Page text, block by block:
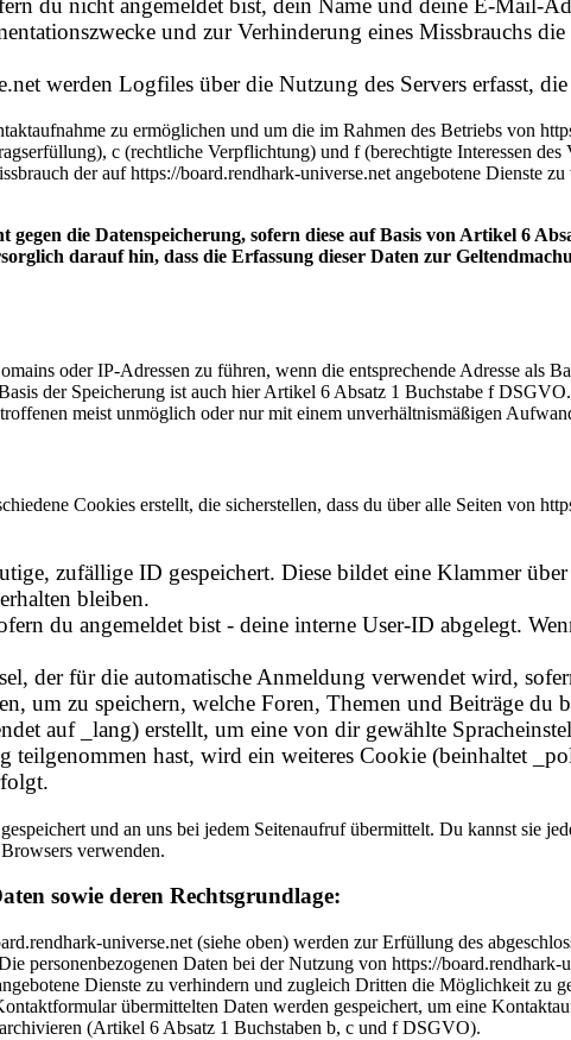
du nicht angemeldet bist, dein Name und deine E-Mail-
und zur Verhinderung eines Missbrauchs
werden Logfiles über die Nutzung des Servers erfasst,
zu ermöglichen und um die im Rahmen des Betriebs von
c (rechtliche Verpflichtung) und f (berechtigte Interessen
der auf https://board.rendhark-universe.net angebotene Dienste
die Datenspeicherung, sofern diese auf Basis von Artikel 6
darauf hin, dass die Erfassung dieser Daten zur
oder IP-Adressen zu führen, wenn die entsprechende Adresse als
der Speicherung ist auch hier Artikel 6 Absatz 1 Buchstabe f
meist unmöglich oder nur mit einem unverhältnismäßigen
Cookies erstellt, die sicherstellen, dass du über alle Seiten von
zufällige ID gespeichert. Diese bildet eine Klammer
bleiben.
du angemeldet bist - deine interne User-ID abgelegt.
der für die automatische Anmeldung verwendet wird,
um zu speichern, welche Foren, Themen und Beiträge du
auf _lang) erstellt, um eine von dir gewählte
hast, wird ein weiteres Cookie (beinhaltet
und an uns bei jedem Seitenaufruf übermittelt. Du kannst sie
verwenden.
sowie deren Rechtsgrundlage:
universe.net (siehe oben) werden zur Erfüllung des
personenbezogenen Daten bei der Nutzung von https://board.rendhark-
Dienste zu verhindern und zugleich Dritten die Möglichkeit zu
übermittelten Daten werden gespeichert, um eine
(Artikel 6 Absatz 1 Buchstaben b, c und f DSGVO).